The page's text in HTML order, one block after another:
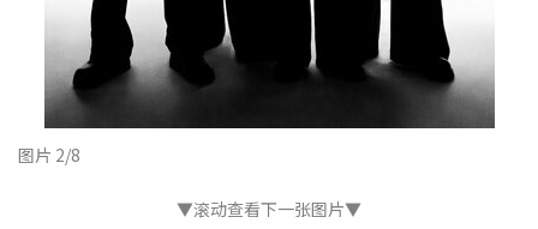
图片 2/8
▼滚动查看下一张图片▼